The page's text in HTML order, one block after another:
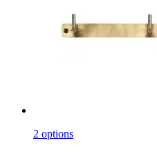
2 options